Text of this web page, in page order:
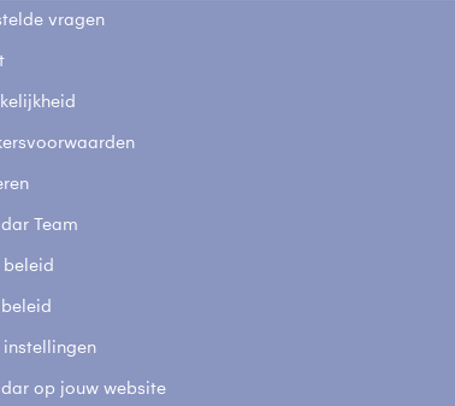
vragen
Team
beleid
instellingen
op jouw website